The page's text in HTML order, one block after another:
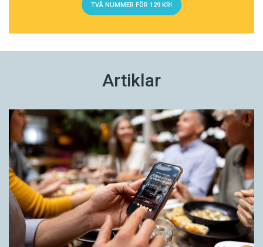
TVÅ NUMMER FÖR 129 KR!
Artiklar